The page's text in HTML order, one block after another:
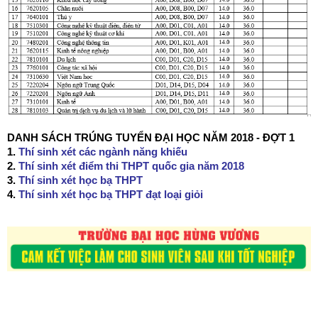
DANH SÁCH TRÚNG TUYỂN ĐẠI HỌC NĂM 2018 - ĐỢT 1
1. Thí sinh xét các ngành năng khiếu
2. Thí sinh xét điểm thi THPT quốc gia năm 2018
3. Thí sinh xét học bạ THPT
4. Thí sinh xét học bạ THPT đạt loại giỏi